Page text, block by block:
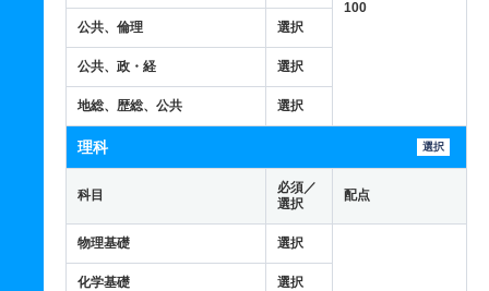
100
公共、倫理
選択
公共、政・経 選択
地総、歴総、公共 選択
理科 選択
科目
必須／
選択
配点
物理基礎 選択
化学基礎 選択